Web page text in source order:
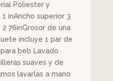
Poliester y
inAncho superior 3
76inGrosor de una
incluye 1 par de
beb Lavado
suaves y de
lavarlas a mano